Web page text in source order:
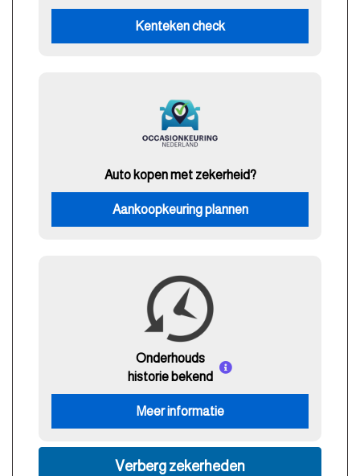
Kenteken check
Auto kopen met zekerheid?
Aankoopkeuring plannen
Onderhouds
historie bekend
Meer informatie
Verberg zekerheden